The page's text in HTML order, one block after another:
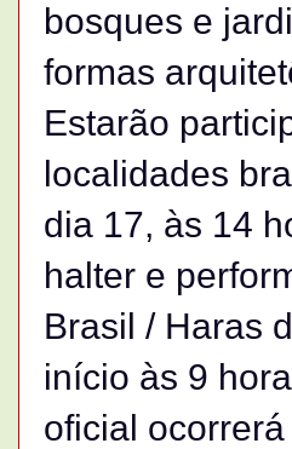
bosques e
formas
Estarão
localidades
dia 17, às 14
halter e
Brasil / Haras
início às 9
oficial